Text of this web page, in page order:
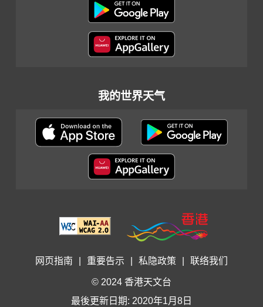
我的世界天气
网页指南 重要告示 私隐政策 联络我们
© 2024 香港天文台
最後更新日期: 2020年1月8日